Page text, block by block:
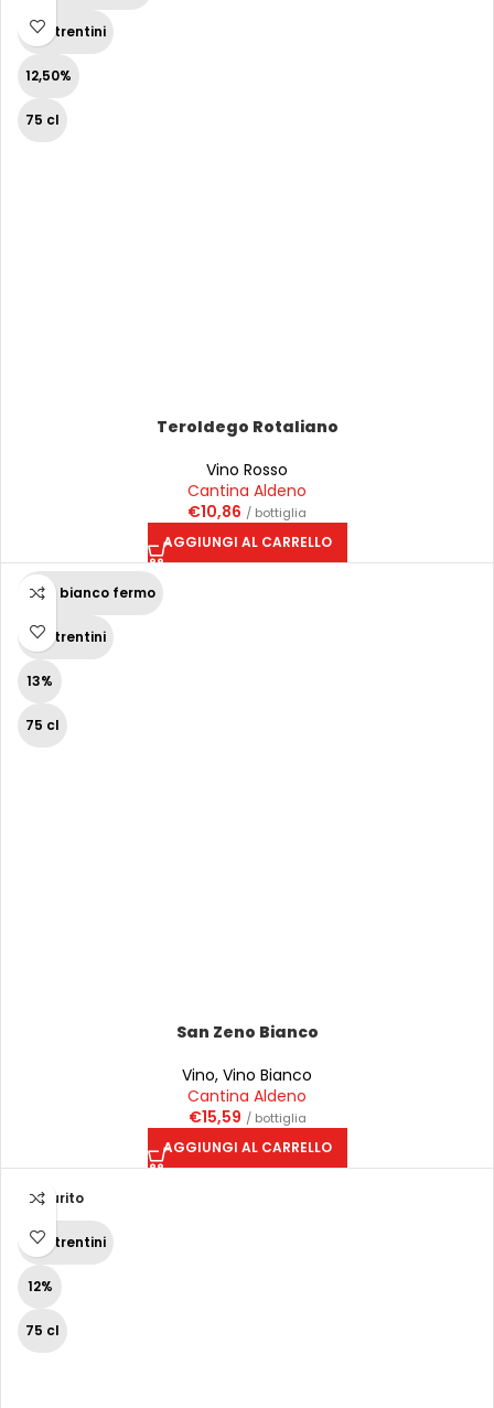
Vini trentini
12,50%
75 cl
Teroldego Rotaliano
Vino Rosso
Cantina Aldeno
€10,86 / bottiglia
AGGIUNGI AL CARRELLO
Vino bianco fermo
Vini trentini
13%
75 cl
San Zeno Bianco
Vino, Vino Bianco
Cantina Aldeno
€15,59 / bottiglia
AGGIUNGI AL CARRELLO
Esaurito
Vini trentini
12%
75 cl